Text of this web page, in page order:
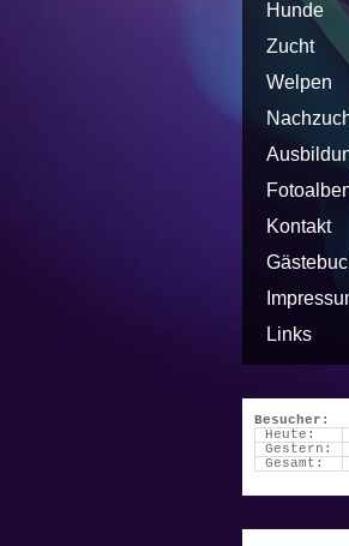
Hunde
Zucht
Welpen
Kontakt
Links
Besucher:
Heute:
Gestern:
Gesamt: